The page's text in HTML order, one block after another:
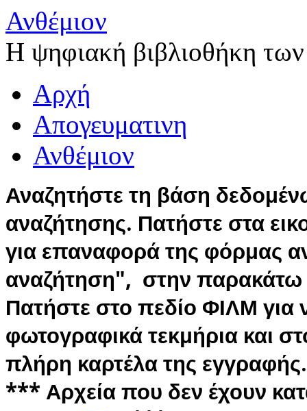
Ανθέμιον
Η ψηφιακή βιβλιοθήκη
Αρχή
Απογευματινη
Ανθέμιον
Αναζητήστε τη βάση
αναζήτησης. Πατήστε στα
για επαναφορά της φόρμας
αναζήτηση", στην
Πατήστε στο πεδίο ΦΙΛΜ για
φωτογραφικά τεκμήρια και
πλήρη καρτέλα της εγγραφής.
*** Αρχεία που δεν έχουν